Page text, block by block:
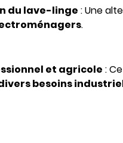
du lave-linge : Une
.
et agricole : Ce
besoins